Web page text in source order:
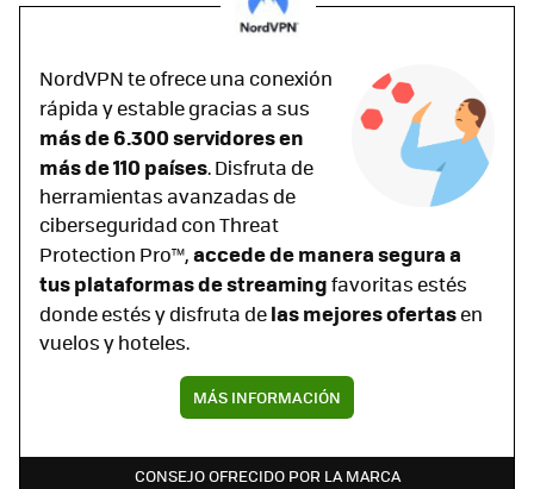
NordVPN te ofrece una conexión
rápida y establegracias a sus
más de 6.300 servidores en
más de 110 países. Disfruta de
herramientas avanzadas de
ciberseguridad con Threat
Protection Pro™,accede de manera segura a
tus plataformas de streamingfavoritas estés
donde estés y disfruta delas mejores ofertasen
vuelos y hoteles.
MÁS INFORMACIÓN
CONSEJO OFRECIDO POR LA MARCA